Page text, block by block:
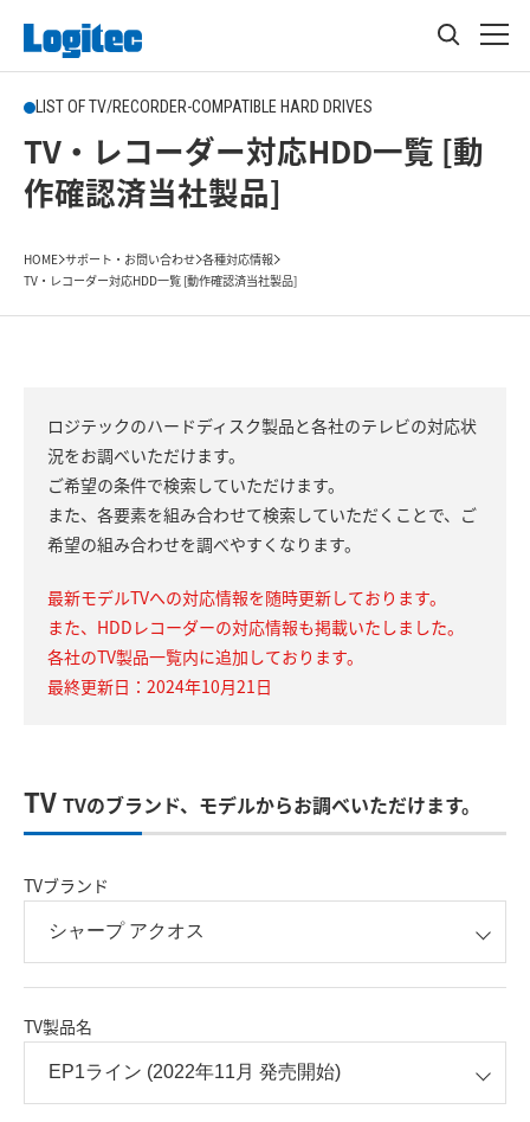
LIST OF TV/RECORDER-COMPATIBLE HARD DRIVES
TV・レコーダー対応HDD一覧 [動
作確認済当社製品]
HOME サポート・お問い合わせ 各種対応情報
TV・レコーダー対応HDD一覧 [動作確認済当社製品]
ロジテックのハードディスク製品と各社のテレビの対応状
況をお調べいただけます。
ご希望の条件で検索していただけます。
また、各要素を組み合わせて検索していただくことで、ご
希望の組み合わせを調べやすくなります。
最新モデルTVへの対応情報を随時更新しております。
また、HDDレコーダーの対応情報も掲載いたしました。
各社のTV製品一覧内に追加しております。
最終更新日：2024年10月21日
TV TVのブランド、モデルからお調べいただけます。
TVブランド
TV製品名